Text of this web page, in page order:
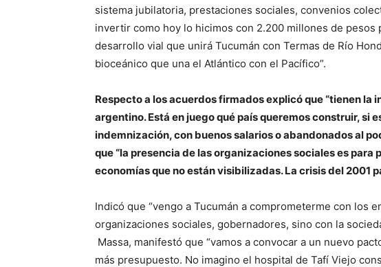
sistema jubilatoria, prestaciones sociales, convenios
invertir como hoy lo hicimos con 2.200 millones de pesos
desarrollo vial que unirá Tucumán con Termas de Río
bioceánico que una el Atlántico con el Pacífico”.
Respecto a los acuerdos firmados explicó que “tienen la
argentino. Está en juego qué país queremos construir, si
indemnización, con buenos salarios o abandonados al
que “la presencia de las organizaciones sociales es para
economías que no están visibilizadas. La crisis del 2001
Indicó que “vengo a Tucumán a comprometerme con los
organizaciones sociales, gobernadores, sino con la
Massa, manifestó que “vamos a convocar a un nuevo
más presupuesto. No imagino el hospital de Tafí Viejo